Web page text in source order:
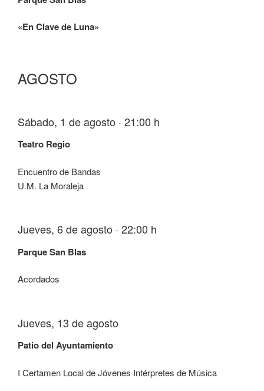
«En Clave de Luna»
AGOSTO
Sábado, 1 de agosto · 21:00 h
Teatro Regio
Encuentro de Bandas
U.M. La Moraleja
Jueves, 6 de agosto · 22:00 h
Parque San Blas
Acordados
Jueves, 13 de agosto
Patio del Ayuntamiento
I Certamen Local de Jóvenes Intérpretes de Música